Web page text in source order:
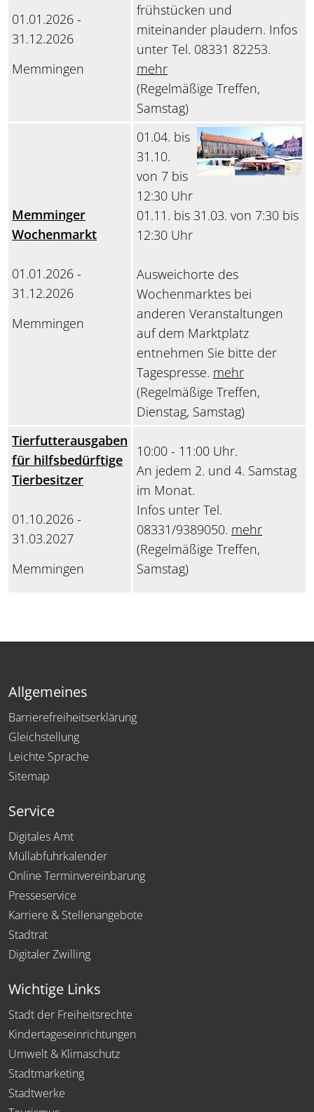
01.01.2026 -
31.12.2026
Memmingen
frühstücken und
miteinander plaudern. Infos
unter Tel. 08331 82253.
mehr
(Regelmäßige Treffen,
Samstag)
Memminger
Wochenmarkt
01.01.2026 -
31.12.2026
Memmingen
01.04. bis
31.10.
von 7 bis
12:30 Uhr
01.11. bis 31.03. von 7:30 bis
12:30 Uhr
Ausweichorte des
Wochenmarktes bei
anderen Veranstaltungen
auf dem Marktplatz
entnehmen Sie bitte der
Tagespresse. mehr
(Regelmäßige Treffen,
Dienstag, Samstag)
Tierfutterausgaben
für hilfsbedürftige
Tierbesitzer
01.10.2026 -
31.03.2027
Memmingen
10:00 - 11:00 Uhr.
An jedem 2. und 4. Samstag
im Monat.
Infos unter Tel.
08331/9389050. mehr
(Regelmäßige Treffen,
Samstag)
Allgemeines
Barrierefreiheitserklärung
Gleichstellung
Leichte Sprache
Sitemap
Service
Digitales Amt
Müllabfuhrkalender
Online Terminvereinbarung
Presseservice
Karriere & Stellenangebote
Stadtrat
Digitaler Zwilling
Wichtige Links
Stadt der Freiheitsrechte
Kindertageseinrichtungen
Umwelt & Klimaschutz
Stadtmarketing
Stadtwerke